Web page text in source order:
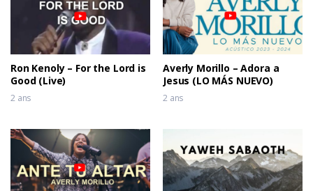
Ron Kenoly – For the Lord is
Good (Live)
2 ans
Averly Morillo – Adora a
Jesus (LO MÁS NUEVO)
2 ans